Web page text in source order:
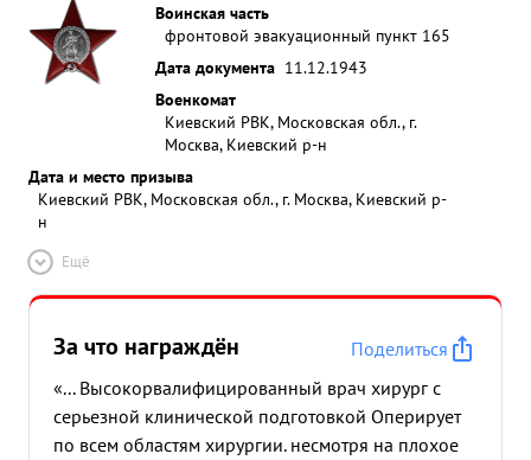
Воинская часть
фронтовой эвакуационный пункт 165
Дата документа 11.12.1943
Военкомат
Киевский РВК, Московская обл., г.
Москва, Киевский р-н
Дата и место призыва
Киевский РВК, Московская обл., г. Москва, Киевский р-
н
Ещё
За что награждён
Поделиться
«... Высокорвалифицированный врач хирург с
серьезной клинической подготовкой Оперирует
по всем областям хирургии. несмотря на плохое